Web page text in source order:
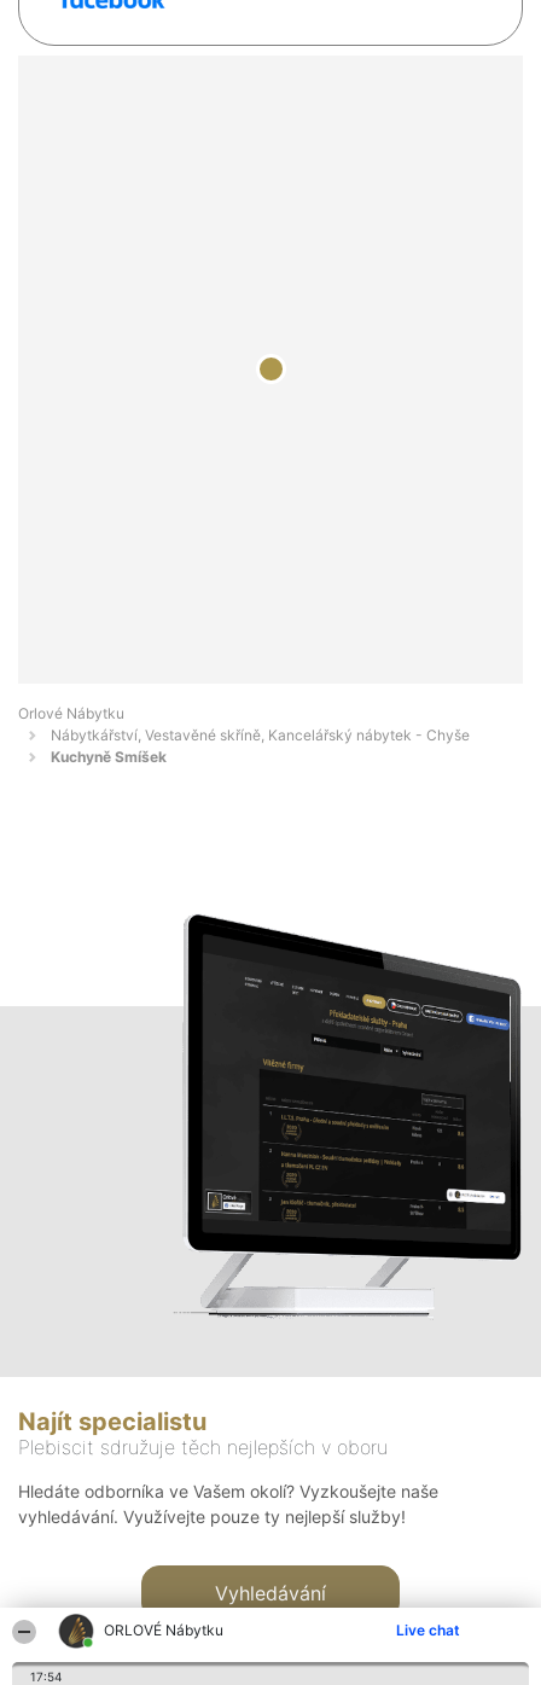
ORLOVÉ Nábytku Live chat
17:54
Orlové Nábytku
Nábytkářství, Vestavěné skříně, Kancelářský nábytek - Chyše
Kuchyně Smíšek
Najít specialistu
Plebiscit sdružuje těch nejlepších v oboru
Hledáte odborníka ve Vašem okolí? Vyzkoušejte naše
vyhledávání. Využívejte pouze ty nejlepší služby!
Vyhledávání